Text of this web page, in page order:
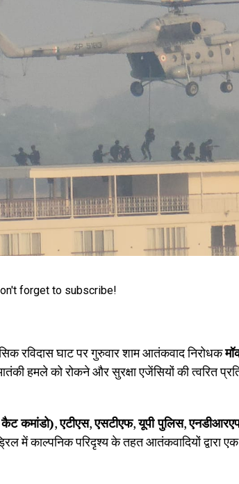
forget to subscribe!
रविदास घाट पर गुरुवार शाम आतंकवाद निरोधक
हमले को रोकने और सुरक्षा एजेंसियों की त्वरित
कमांडो),एटीएस,एसटीएफ,यूपी पुलिस,
में काल्पनिक परिदृश्य के तहत आतंकवादियों द्वारा